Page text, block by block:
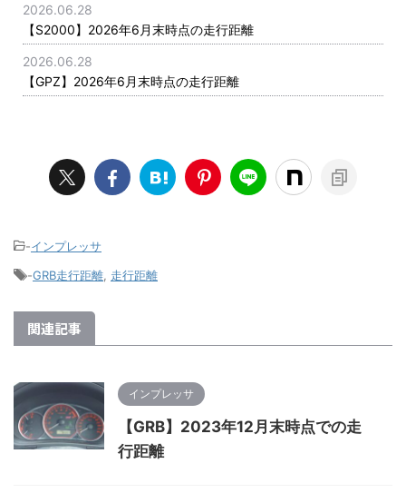
2026.06.28
【S2000】2026年6月末時点の走行距離
2026.06.28
【GPZ】2026年6月末時点の走行距離
-インプレッサ
-GRB走行距離 走行距離
関連記事
インプレッサ
【GRB】2023年12月末時点での走
行距離